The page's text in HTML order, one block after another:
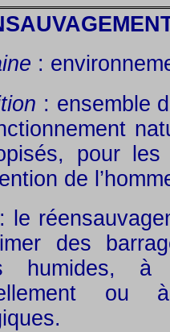
:
: ensemble
pour
de
: le
des
humides,
ou